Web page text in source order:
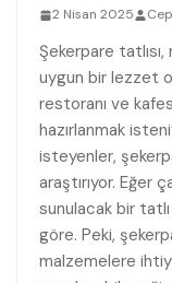
2 Nisan 2025
Şekerpare
uygun bir lezzet
restoranı ve
hazırlanmak
isteyenler,
araştırıyor. Eğer
sunulacak bir
göre. Peki,
malzemelere